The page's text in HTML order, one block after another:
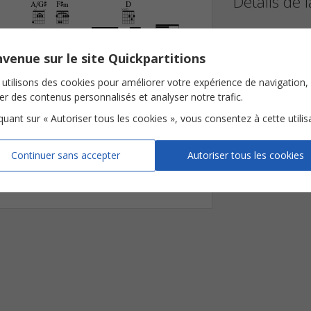
Musicalement Votre
at tends
- Res pire
- un peu le souf fle
- d'or
A/G© F©‹ D
   
     


 

 

 

 

 
  
   
Instrumentation
Tonalité
Nombre de
sur le site Quickpartitions
des cookies pour améliorer votre expérience de navigation,
des contenus personnalisés et analyser notre trafic.
sur « Autoriser tous les cookies », vous consentez à cette
Continuer sans accepter Autoriser tous les cookies